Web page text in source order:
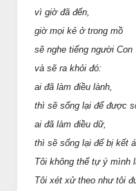
vì giờ đã đến,
giờ mọi kẻ ở trong mồ
sẽ nghe tiếng người Con
và sẽ ra khỏi đó:
ai đã làm điều lành,
thì sẽ sống lại để được
ai đã làm điều dữ,
thì sẽ sống lại để bị kết
Tôi không thể tự ý mình
Tôi xét xử theo như tôi